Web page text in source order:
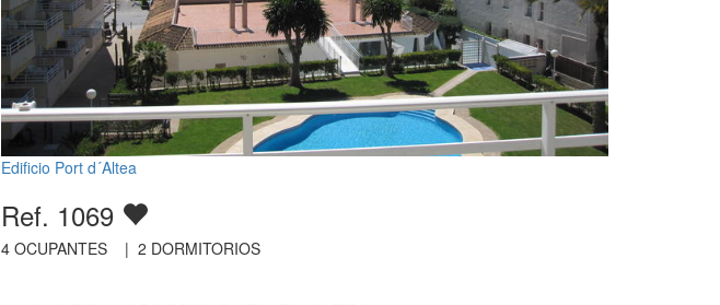
Edificio Port d´Altea
Ref. 1069
4 OCUPANTES | 2 DORMITORIOS